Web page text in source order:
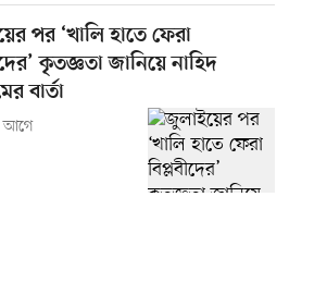
পর ‘খালি হাতে ফেরা
কৃতজ্ঞতা জানিয়ে নাহিদ
বার্তা
আগে